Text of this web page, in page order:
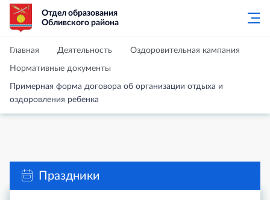
Отдел образования
Обливского района
Главная Деятельность Оздоровительная кампания
Нормативные документы
Примерная форма договора об организации отдыха и
оздоровления ребенка
Праздники